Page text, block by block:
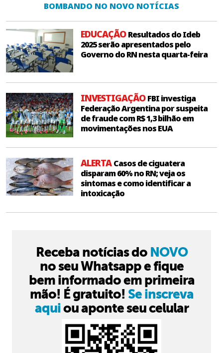
BOMBANDO NO NOVO NOTÍCIAS
EDUCAÇÃOResultados do Ideb
2025 serão apresentados pelo
Governo do RN nesta quarta-feira
INVESTIGAÇÃOFBI investiga
Federação Argentina por suspeita
de fraude com R$ 1,3 bilhão em
movimentações nos EUA
ALERTACasos de ciguatera
disparam 60% no RN; veja os
sintomas e como identificar a
intoxicação
Receba notícias do NOVO
no seu Whatsapp e fique
bem informado em primeira
mão! É gratuito! Se inscreva
aquiou aponte seu celular